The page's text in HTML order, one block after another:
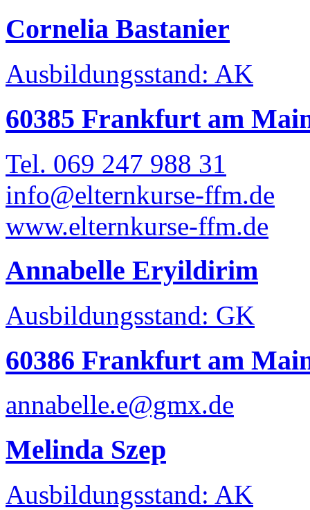
Cornelia Bastanier
Ausbildungsstand: AK
60385 Frankfurt am
Tel. 069 247 988 31
info@elternkurse-ffm.de
www.elternkurse-ffm.de
Annabelle Eryildirim
Ausbildungsstand: GK
60386 Frankfurt am
annabelle.e@gmx.de
Melinda Szep
Ausbildungsstand: AK